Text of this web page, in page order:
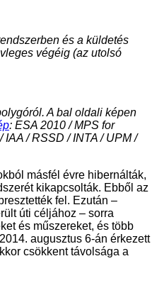
és a küldetés
végéig (az utolsó
A bal oldali képen
: ESA 2010 / MPS for
/ RSSD / INTA / UPM /
másfél évre hibernálták,
kikapcsolták. Ebből az
fel. Ezután –
úti céljához – sorra
és műszereket, és több
augusztus 6-án érkezett
csökkent távolsága a